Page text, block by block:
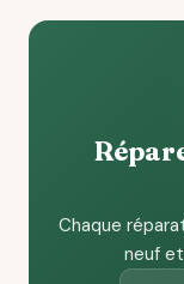
Chaque
neuf